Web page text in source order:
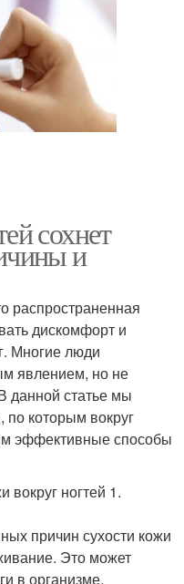
сохнет
и
распространенная
дискомфорт и
Многие люди
явлением, но не
данной статье мы
которым вокруг
эффективные способы
ногтей 1.
причин сухости кожи
Это может
в организме,